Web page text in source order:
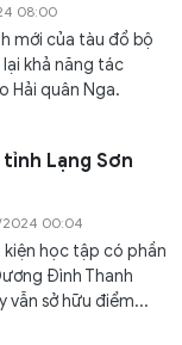
08:00
mới của tàu đổ bộ
lại khả năng tác
Hải quân Nga.
Lạng Sơn
2024 00:04
học tập có phần
Đình Thanh
vẫn sở hữu điểm...